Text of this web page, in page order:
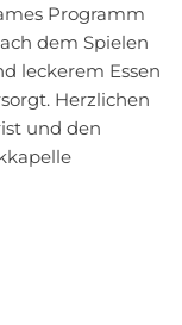
Programm
dem Spielen
leckerem Essen
Herzlichen
und den